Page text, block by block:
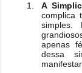
A
complica
simples.
apenas
dessa